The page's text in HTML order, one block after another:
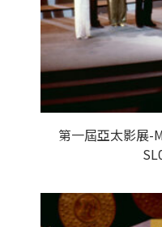
第一屆亞太影展-